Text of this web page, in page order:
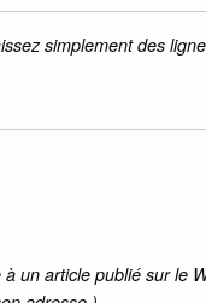
simplement des
un article publié sur le